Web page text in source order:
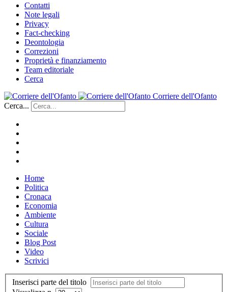
Contatti
Note legali
Privacy
Fact-checking
Deontologia
Correzioni
Proprietà e finanziamento
Team editoriale
Cerca
Corriere dell'Ofanto
Cerca...
Home
Politica
Cronaca
Economia
Ambiente
Cultura
Sociale
Blog Post
Video
Scrivici
Inserisci parte del titolo